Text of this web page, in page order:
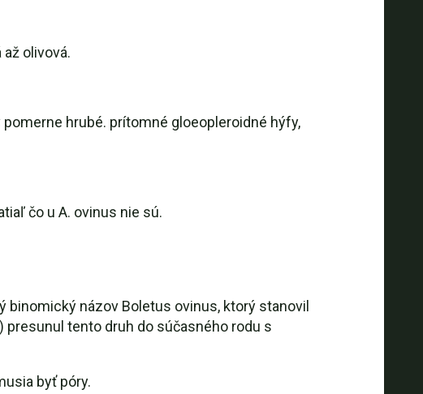
olivová.
hrubé. prítomné gloeopleroidné hýfy,
čo u A. ovinus nie sú.
názov Boletus ovinus, ktorý stanovil
presunul tento druh do súčasného rodu s
byť póry.